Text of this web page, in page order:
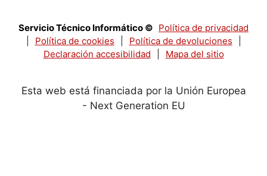
Servicio Técnico Informático © Política de privacidad
Política de cookies Política de devoluciones
Declaración accesibilidad
Mapa del sitio
Esta web está financiada por la Unión Europea
- Next Generation EU